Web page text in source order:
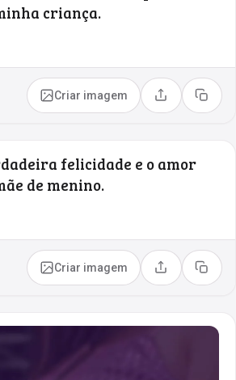
criança.
Criar imagem Compartilhar
Copiar
felicidade e o amor
de menino.
Criar imagem Compartilhar
Copiar